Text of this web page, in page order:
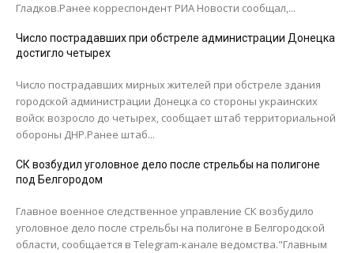
Гладков.Ранее корреспондент РИА Новости сообщал,...
Число пострадавших при обстреле администрации Донецка
достигло четырех
Число пострадавших мирных жителей при обстреле здания
городской администрации Донецка со стороны украинских
войск возросло до четырех, сообщает штаб территориальной
обороны ДНР.Ранее штаб...
СК возбудил уголовное дело после стрельбы на полигоне
под Белгородом
Главное военное следственное управление СК возбудило
уголовное дело после стрельбы на полигоне в Белгородской
области, сообщается в Telegram-канале ведомства."Главным